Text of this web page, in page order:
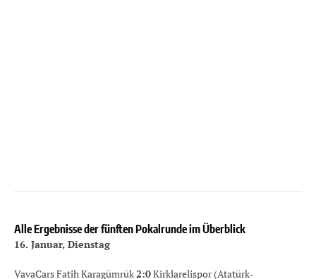
Alle Ergebnisse der fünften Pokalrunde im Überblick
16. Januar, Dienstag
VavaCars Fatih Karagümrük 2:0Kirklarelispor (Atatürk-